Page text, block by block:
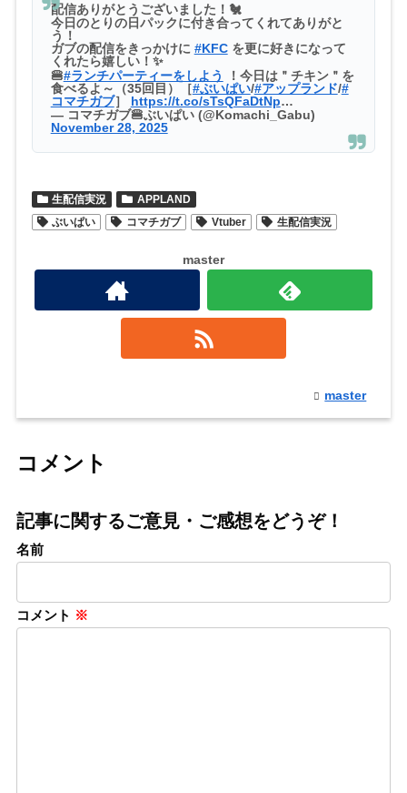
配信ありがとうございました！🐔
今日のとりの日パックに付き合ってくれてありがと
う！
ガブの配信をきっかけに #KFCを更に好きになって
くれたら嬉しい！✨
🍔#ランチパーティーをしよう
！今日は＂チキン＂を
食べるよ～（35回目）［#ぶいぱい/#アップランド/#
コマチガブ］ https://t.co/sTsQFaDtNp…
— コマチガブ🍔ぶいぱい (@Komachi_Gabu)
November 28, 2025
生配信実況
APPLAND
ぶいぱい
コマチガブ Vtuber 生配信実況
master
master
コメント
記事に関するご意見・ご感想をどうぞ！
名前
コメント ※